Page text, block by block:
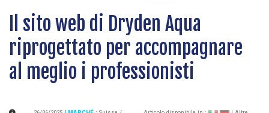
Il sito web di Dryden Aqua
riprogettato per accompagnare
al meglio i professionisti